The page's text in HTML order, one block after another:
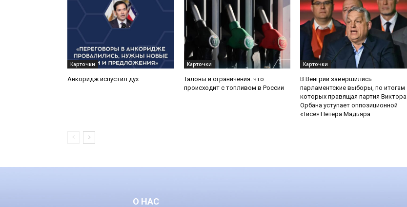
Карточки
Анкоридж испустил дух
Карточки
Талоны и ограничения: что
происходит с топливом в России
Карточки
В Венгрии завершились
парламентские выборы, по итогам
которых правящая партия Виктора
Орбана уступает оппозиционной
«Тисе» Петера Мадьяра
О НАС